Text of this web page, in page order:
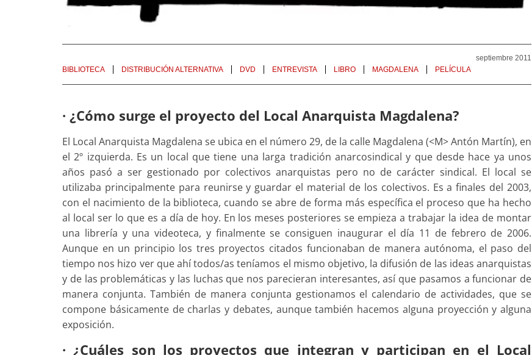
septiembre 2011
BIBLIOTECA
DISTRIBUCIÓN ALTERNATIVA DVD ENTREVISTA LIBRO MAGDALENA PELÍCULA
· ¿Cómo surge el proyecto del Local Anarquista Magdalena?
El Local Anarquista Magdalena se ubica en el número 29, de la calle Magdalena (<M> Antón Martín), en
el 2º izquierda. Es un local que tiene una larga tradición anarcosindical y que desde hace ya unos
años pasó a ser gestionado por colectivos anarquistas pero no de carácter sindical. El local se
utilizaba principalmente para reunirse y guardar el material de los colectivos. Es a finales del 2003,
con el nacimiento de la biblioteca, cuando se abre de forma más específica el proceso que ha hecho
al local ser lo que es a día de hoy. En los meses posteriores se empieza a trabajar la idea de montar
una librería y una videoteca, y finalmente se consiguen inaugurar el día 11 de febrero de 2006.
Aunque en un principio los tres proyectos citados funcionaban de manera autónoma, el paso del
tiempo nos hizo ver que ahí todos/as teníamos el mismo objetivo, la difusión de las ideas anarquistas
y de las problemáticas y las luchas que nos parecieran interesantes, así que pasamos a funcionar de
manera conjunta. También de manera conjunta gestionamos el calendario de actividades, que se
compone básicamente de charlas y debates, aunque también hacemos alguna proyección y alguna
exposición.
· ¿Cuáles son los proyectos que integran y participan en el Local